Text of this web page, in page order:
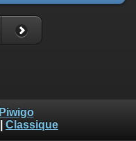
Piwigo
Classique